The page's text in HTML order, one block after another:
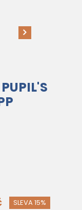
SLEVA 15%